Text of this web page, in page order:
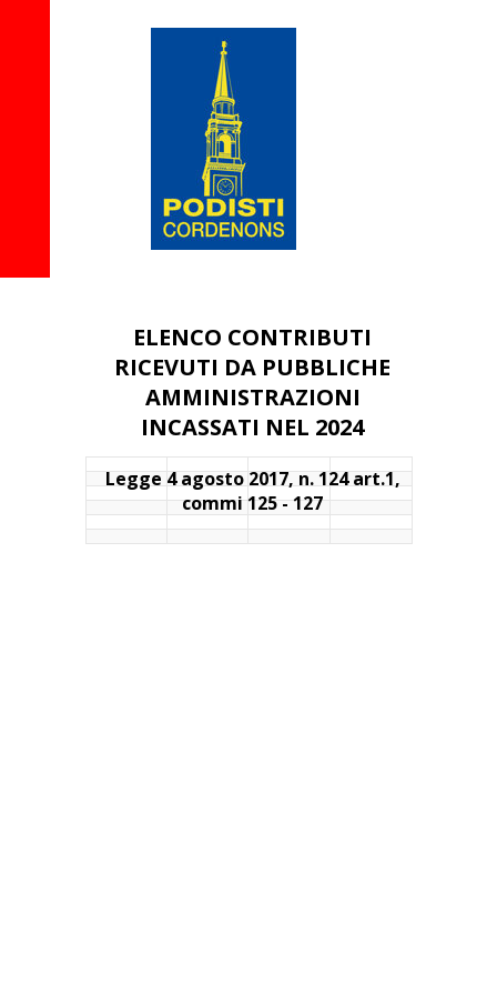
ELENCO CONTRIBUTI
RICEVUTI DA PUBBLICHE
AMMINISTRAZIONI
INCASSATI NEL 2024
Legge 4 agosto 2017, n. 124 art.1,
commi 125 - 127